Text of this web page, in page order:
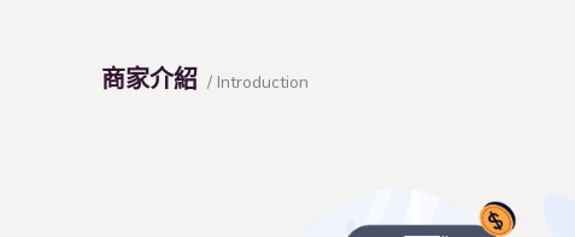
商家介紹 / Introduction